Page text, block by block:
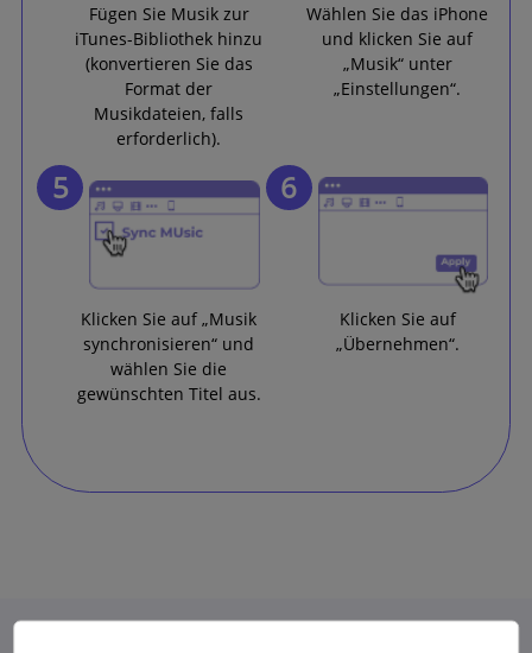
Fügen Sie Musik zur
iTunes-Bibliothek hinzu
(konvertieren Sie das
Format der
Musikdateien, falls
erforderlich).
Wählen Sie das iPhone
und klicken Sie auf
„Musik“ unter
„Einstellungen“.
5
Klicken Sie auf „Musik
synchronisieren“ und
wählen Sie die
gewünschten Titel aus.
6
Klicken Sie auf
„Übernehmen“.